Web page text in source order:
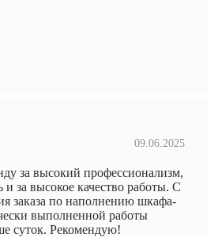
09.06.2025
за высокий профессионализм,
и за высокое качество работы. С
заказа по наполнению шкафа-
выполненной работы
суток. Рекомендую!